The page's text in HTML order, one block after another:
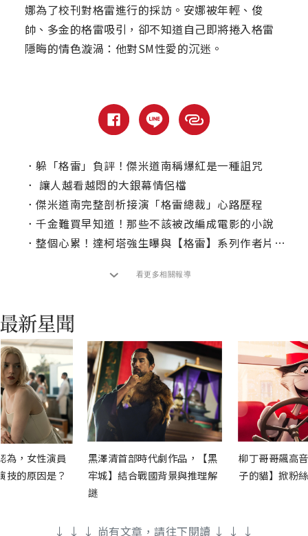
娜為了校刊對格雷進行的採訪。安娜被年輕、俊
帥、多金的格雷吸引，卻不知道自己即將捲入格雷
隱晦的情色漩渦：他對SM性愛的沉迷。
． 躲「格雷」負評！傑米道南稱爆紅是一種詛咒
． 讓人越看越悶的大銀幕情侶檔
． 傑米道南完整剖析接演「格雷總裁」心路歷程
． 千金難買早知道！那些不該被改編成電影的小說
． 整個心累！達柯塔強生曝與【格雷】系列作者片場衝突
看更多相關報導
為，女性演員
技的原因是？
黑澤清首部時代劇作品，【黑
牢城】結合戰國背景與推理解
謎
柳丁哥哥飆高
子的貓】掀粉
↓ ↓ ↓ 尚有文章，請往下閱讀 ↓ ↓ ↓